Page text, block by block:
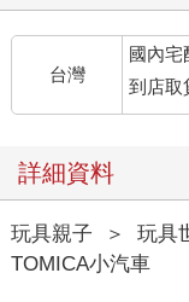
台灣
國內宅
到店取
詳細資料
玩具親子 ＞ 玩具
TOMICA小汽車